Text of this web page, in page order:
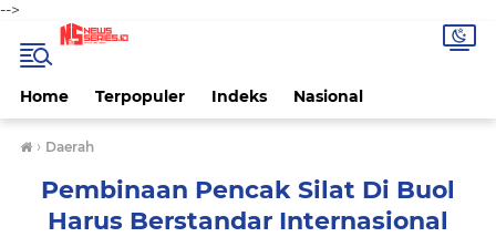
-->
Home Terpopuler Indeks Nasional
› Daerah
Pembinaan Pencak Silat Di Buol
Harus Berstandar Internasional